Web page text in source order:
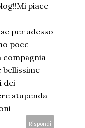
piace
per adesso
poco
compagnia
bellissime
dei
stupenda
Rispondi